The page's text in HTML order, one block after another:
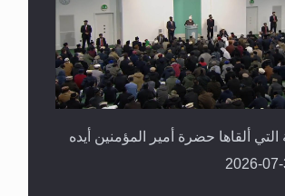
ألقاها حضرة أمير المؤمنين أيده